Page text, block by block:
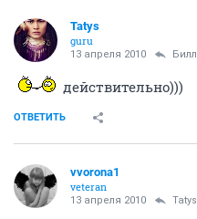
Tatys
guru
13 апреля 2010
действительно)))
ОТВЕТИТЬ
vvorona1
veteran
13 апреля 2010 Tatys